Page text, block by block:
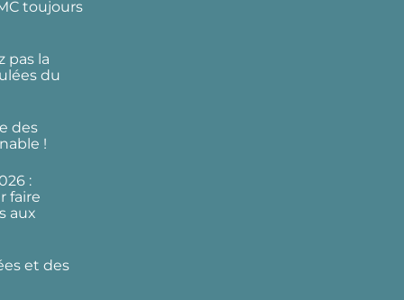
toujours
pas la
du
des
!
:
faire
aux
et des